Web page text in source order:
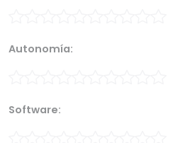
Autonomía:
Software: